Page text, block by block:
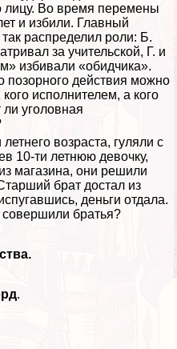
лицу. Во время перемены
и избили. Главный
распределил роли: Б.
за учительской, Г. и
избивали «обидчика».
позорного действия можно
исполнителем, а кого
уголовная
возраста, гуляли с
10-ти летнюю дeвoчку,
магазина, они решили
брат достал из
деньги отдала.
братья?
.